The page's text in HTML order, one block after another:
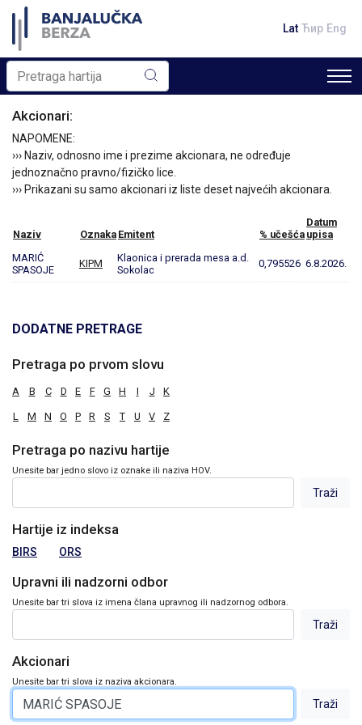
Lat Ћир Eng
Akcionari:
NAPOMENE:
››› Naziv, odnosno ime i prezime akcionara, ne određuje
jednoznačno pravno/fizičko lice.
››› Prikazani su samo akcionari iz liste deset najvećih akcionara.
Naziv Oznaka Emitent % učešća
Datum
upisa
MARIĆ
SPASOJE
KIPM
Klaonica i prerada mesa a.d.
Sokolac
0,795526 6.8.2026.
DODATNE PRETRAGE
Pretraga po prvom slovu
A B C D E F G H I J K
L M N O P R S T U V Z
Pretraga po nazivu hartije
Unesite bar jedno slovo iz oznake ili naziva HOV.
Hartije iz indeksa
BIRS ORS
Upravni ili nadzorni odbor
Unesite bar tri slova iz imena člana upravnog ili nadzornog odbora.
Akcionari
Unesite bar tri slova iz naziva akcionara.